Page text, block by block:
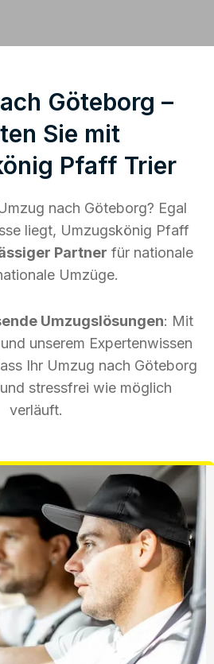
Göteborg –
Sie mit
Pfaff Trier
nach Göteborg? Egal
liegt, Umzugskönig Pfaff
Partner für nationale
Umzüge.
Umzugslösungen: Mit
unserem Expertenwissen
Ihr Umzug nach Göteborg
stressfrei wie möglich
verläuft.